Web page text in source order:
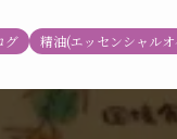
グ 精油(エッセンシャル